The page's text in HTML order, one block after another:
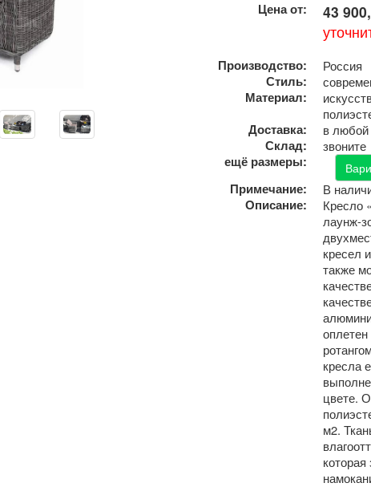
Цена от:
43
Производство:
Россия
Стиль:
Материал:
Доставка:
в любой
Склад:
звоните
ещё размеры:
Примечание:
В
Описание:
Кресло
лаунж-
кресел
также
кресла
цвете.
м2.